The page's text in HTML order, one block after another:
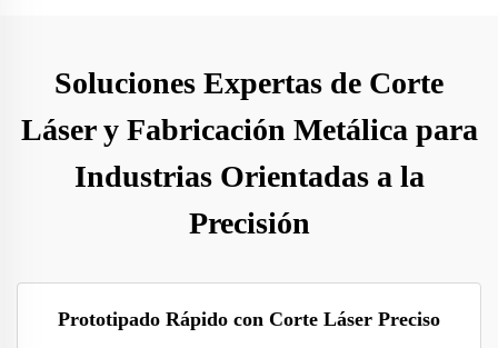
Soluciones Expertas de Corte
Láser y Fabricación Metálica para
Industrias Orientadas a la
Precisión
Prototipado Rápido con Corte Láser Preciso